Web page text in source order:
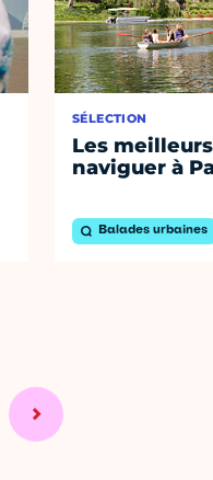
SÉLECTION
Les
naviguer à
Balades urbaines